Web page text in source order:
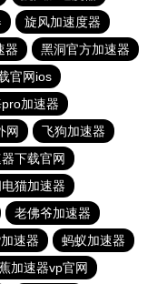
旋风加速度器
器
黑洞官方加速器
官网ios
加速器
网
飞狗加速器
下载官网
电猫加速器
老佛爷加速器
速器
蚂蚁加速器
加速器vp官网